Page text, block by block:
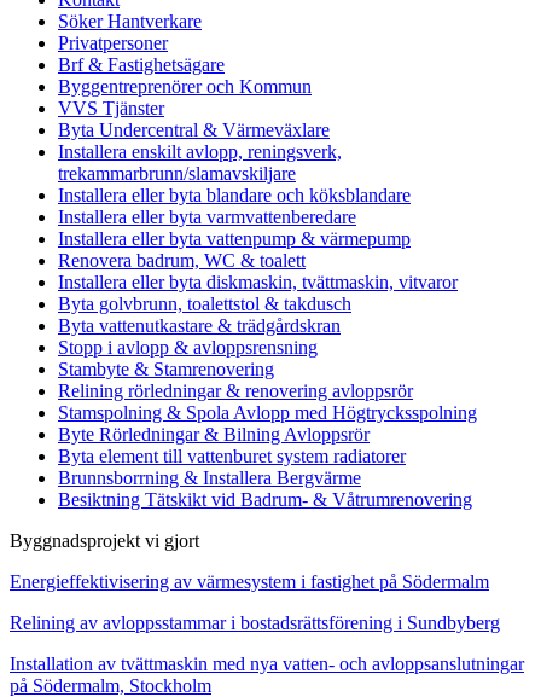
Söker Hantverkare
Privatpersoner
Brf & Fastighetsägare
Byggentreprenörer och Kommun
VVS Tjänster
Byta Undercentral & Värmeväxlare
Installera enskilt avlopp, reningsverk,
trekammarbrunn/slamavskiljare
Installera eller byta blandare och köksblandare
Installera eller byta varmvattenberedare
Installera eller byta vattenpump & värmepump
Renovera badrum, WC & toalett
Installera eller byta diskmaskin, tvättmaskin, vitvaror
Byta golvbrunn, toalettstol & takdusch
Byta vattenutkastare & trädgårdskran
Stopp i avlopp & avloppsrensning
Stambyte & Stamrenovering
Relining rörledningar & renovering avloppsrör
Stamspolning & Spola Avlopp med Högtrycksspolning
Byte Rörledningar & Bilning Avloppsrör
Byta element till vattenburet system radiatorer
Brunnsborrning & Installera Bergvärme
Besiktning Tätskikt vid Badrum- & Våtrumrenovering
Byggnadsprojekt vi gjort
Energieffektivisering av värmesystem i fastighet på Södermalm
Relining av avloppsstammar i bostadsrättsförening i Sundbyberg
Installation av tvättmaskin med nya vatten- och avloppsanslutningar
på Södermalm, Stockholm